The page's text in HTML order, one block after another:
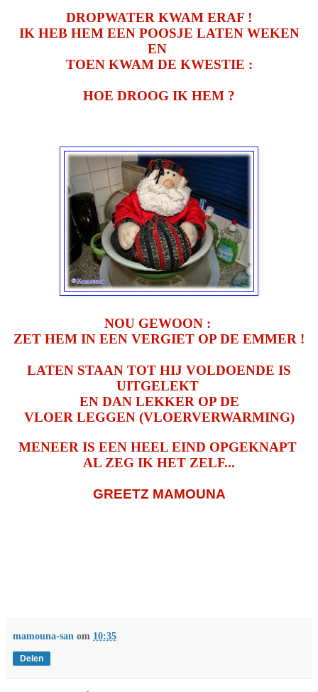
DROPWATER KWAM ERAF !
IK HEB HEM EEN POOSJE LATEN WEKEN
EN
TOEN KWAM DE KWESTIE :
HOE DROOG IK HEM ?
NOU GEWOON :
ZET HEM IN EEN VERGIET OP DE EMMER !
LATEN STAAN TOT HIJ VOLDOENDE IS
UITGELEKT
EN DAN LEKKER OP DE
VLOER LEGGEN (VLOERVERWARMING)
MENEER IS EEN HEEL EIND OPGEKNAPT
AL ZEG IK HET ZELF...
GREETZ MAMOUNA
mamouna-san om 10:35
Delen